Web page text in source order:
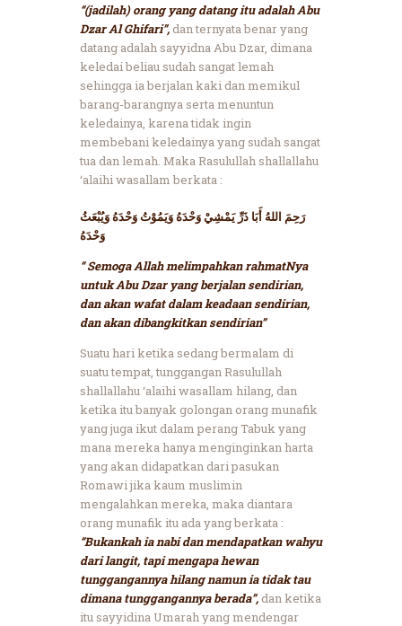
“(jadilah) orang yang datang itu adalah Abu
Dzar Al Ghifari”,dan ternyata benar yang
datang adalah sayyidna Abu Dzar, dimana
keledai beliau sudah sangat lemah
sehingga ia berjalan kaki dan memikul
barang-barangnya serta menuntun
keledainya, karena tidak ingin
membebani keledainya yang sudah sangat
tua dan lemah. Maka Rasulullah shallallahu
‘alaihi wasallam berkata :
رَحِمَ اللهُ أَبَا ذَرِّ يَمْشِيْ وَحْدَهُ وَيَمُوْتُ وَحْدَهُ وَيُبْعَثُ
وَحْدَهُ
“ Semoga Allah melimpahkan rahmatNya
untuk Abu Dzar yang berjalan sendirian,
dan akan wafat dalam keadaan sendirian,
dan akan dibangkitkan sendirian”
Suatu hari ketika sedang bermalam di
suatu tempat, tunggangan Rasulullah
shallallahu ‘alaihi wasallam hilang, dan
ketika itu banyak golongan orang munafik
yang juga ikut dalam perang Tabuk yang
mana mereka hanya menginginkan harta
yang akan didapatkan dari pasukan
Romawi jika kaum muslimin
mengalahkan mereka, maka diantara
orang munafik itu ada yang berkata :
“Bukankah ia nabi dan mendapatkan wahyu
dari langit, tapi mengapa hewan
tunggangannya hilang namun ia tidak tau
dimana tunggangannya berada”,dan ketika
itu sayyidina Umarah yang mendengar